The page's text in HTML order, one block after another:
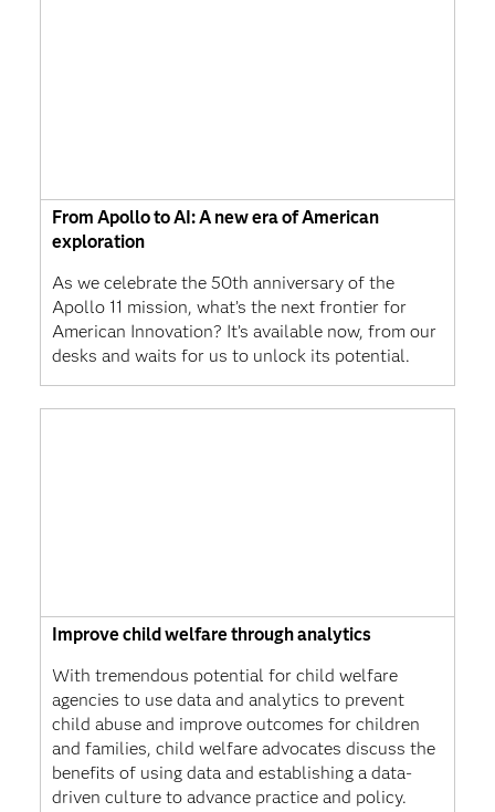
From Apollo to AI: A new era of American
exploration
As we celebrate the 50th anniversary of the
Apollo 11 mission, what’s the next frontier for
American Innovation? It’s available now, from our
desks and waits for us to unlock its potential.
Improve child welfare through analytics
With tremendous potential for child welfare
agencies to use data and analytics to prevent
child abuse and improve outcomes for children
and families, child welfare advocates discuss the
benefits of using data and establishing a data-
driven culture to advance practice and policy.